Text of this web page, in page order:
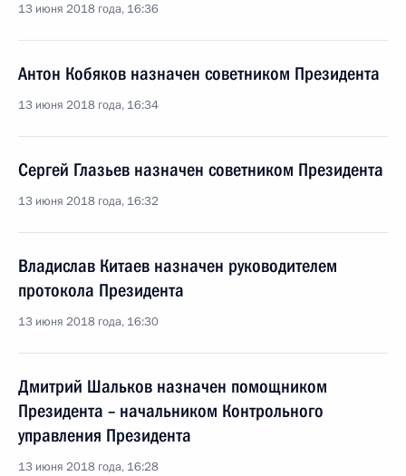
13 июня 2018 года, 16:36
Антон Кобяков назначен советником Президента
13 июня 2018 года, 16:34
Сергей Глазьев назначен советником Президента
13 июня 2018 года, 16:32
Владислав Китаев назначен руководителем
протокола Президента
13 июня 2018 года, 16:30
Дмитрий Шальков назначен помощником
Президента – начальником Контрольного
управления Президента
13 июня 2018 года, 16:28